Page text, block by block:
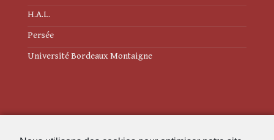
H.A.L.
Persée
Université Bordeaux Montaigne